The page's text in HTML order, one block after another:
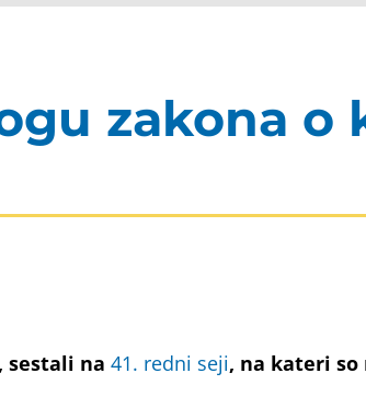
zakona o
sestali na 41. redni seji, na kateri so